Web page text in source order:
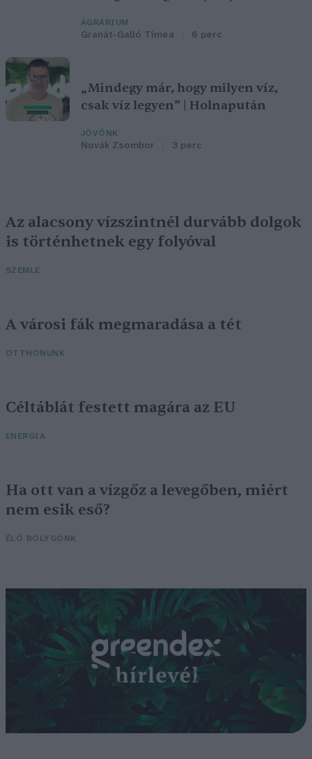
AGRÁRIUM
Granát-Galló Tímea 6 perc
„Mindegy már, hogy milyen víz,
csak víz legyen” | Holnapután
JÖVŐNK
Novák Zsombor 3 perc
Az alacsony vízszintnél durvább dolgok
is történhetnek egy folyóval
SZEMLE
A városi fák megmaradása a tét
OTTHONUNK
Céltáblát festett magára az EU
ENERGIA
Ha ott van a vízgőz a levegőben, miért
nem esik eső?
ÉLŐ BOLYGÓNK